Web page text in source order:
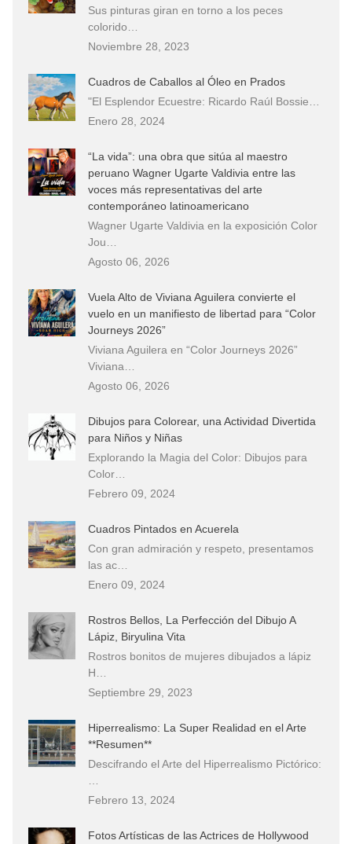
Sus pinturas giran en torno a los peces
colorido…
Noviembre 28, 2023
Cuadros de Caballos al Óleo en Prados
"El Esplendor Ecuestre: Ricardo Raúl Bossie…
Enero 28, 2024
“La vida”: una obra que sitúa al maestro
peruano Wagner Ugarte Valdivia entre las
voces más representativas del arte
contemporáneo latinoamericano
Wagner Ugarte Valdivia en la exposición Color
Jou…
Agosto 06, 2026
Vuela Alto de Viviana Aguilera convierte el
vuelo en un manifiesto de libertad para “Color
Journeys 2026”
Viviana Aguilera en “Color Journeys 2026”
Viviana…
Agosto 06, 2026
Dibujos para Colorear, una Actividad Divertida
para Niños y Niñas
Explorando la Magia del Color: Dibujos para
Color…
Febrero 09, 2024
Cuadros Pintados en Acuerela
Con gran admiración y respeto, presentamos
las ac…
Enero 09, 2024
Rostros Bellos, La Perfección del Dibujo A
Lápiz, Biryulina Vita
Rostros bonitos de mujeres dibujados a lápiz
H…
Septiembre 29, 2023
Hiperrealismo: La Super Realidad en el Arte
**Resumen**
Descifrando el Arte del Hiperrealismo Pictórico:
Febrero 13, 2024
Fotos Artísticas de las Actrices de Hollywood